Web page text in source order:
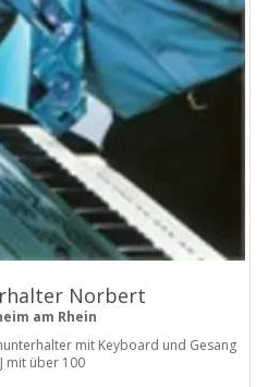
Norbert
am Rhein
mit Keyboard und Gesang
mit über 100